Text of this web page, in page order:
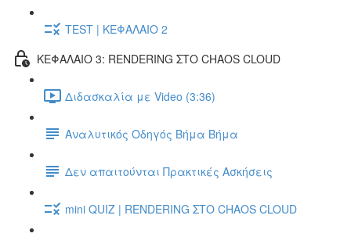
TEST | ΚΕΦΑΛΑΙΟ 2
ΚΕΦΑΛΑΙΟ 3: RENDERING ΣΤΟ CHAOS CLOUD
Διδασκαλία με Video (3:36)
Αναλυτικός Οδηγός Βήμα Βήμα
Δεν απαιτούνται Πρακτικές Ασκήσεις
mini QUIZ | RENDERING ΣΤΟ CHAOS CLOUD